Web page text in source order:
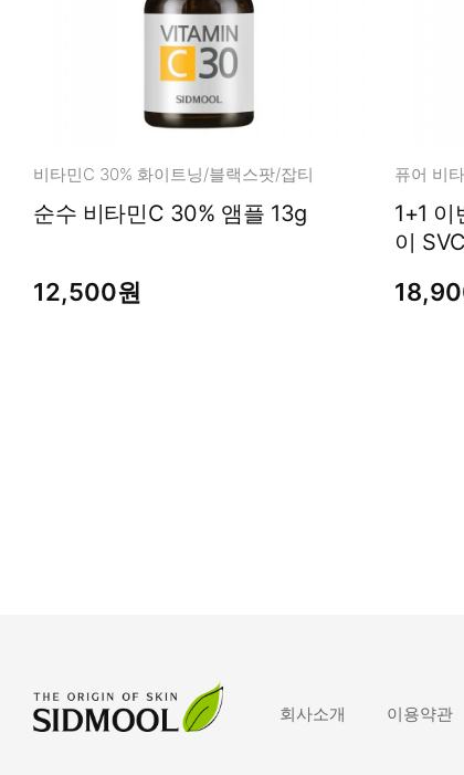
비타민C 30% 화이트닝/블랙스팟/잡티
순수 비타민C 30% 앰플 13g
12,500원
퓨어 비
1+1
이
회사소개 이용약관